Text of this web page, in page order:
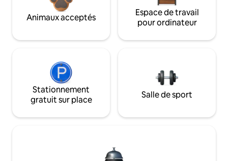
Animaux acceptés
Espace de travail
pour ordinateur
Stationnement
gratuit sur place
Salle de sport